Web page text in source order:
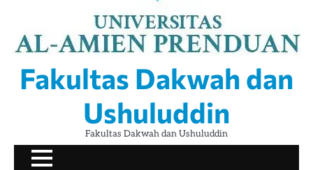
Fakultas Dakwah dan
Ushuluddin
Fakultas Dakwah dan Ushuluddin